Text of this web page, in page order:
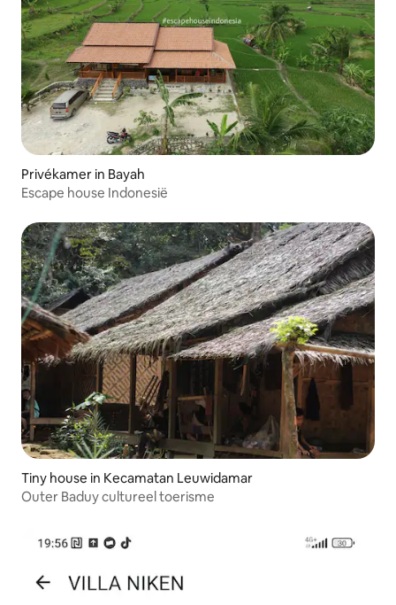
Privékamer in Bayah
Escape house Indonesië
Tiny house in Kecamatan Leuwidamar
Outer Baduy cultureel toerisme